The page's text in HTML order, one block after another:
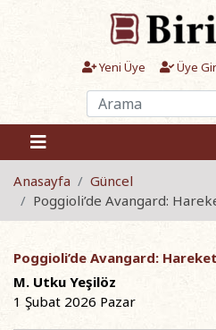
Yeni Üye Üye
Anasayfa
Güncel
Poggioli’de Avangard:
Poggioli’de Avangard:
M. Utku Yeşilöz
1 Şubat 2026 Pazar